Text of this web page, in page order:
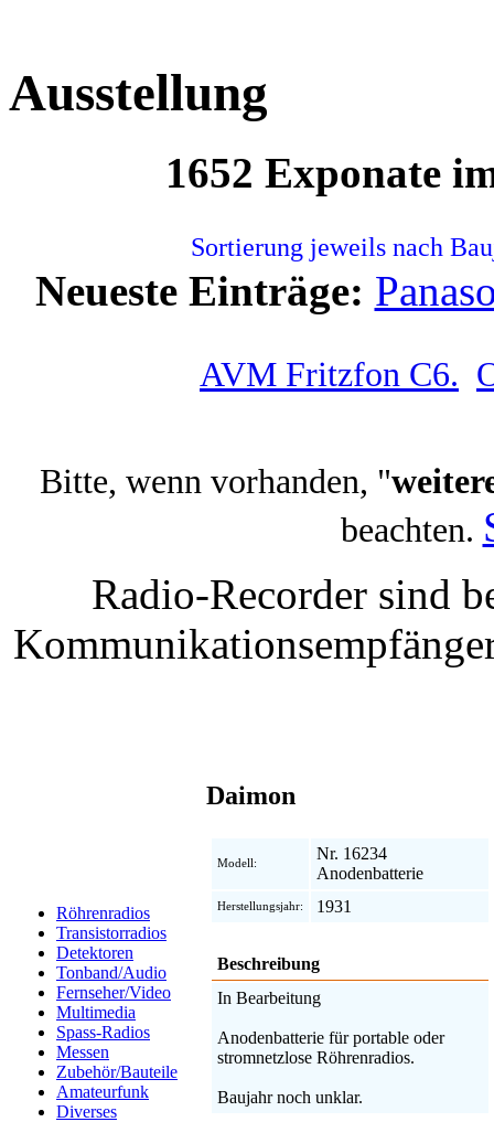
Ausstellung
1652 Exponate
Sortierung jeweils nach
Neueste Einträge:
AVM Fritzfon C6.
Bitte, wenn vorhanden, "
beachten.
Radio-Recorder sind
Röhrenradios
Transistorradios
Detektoren
Tonband/Audio
Fernseher/Video
Multimedia
Spass-Radios
Messen
Zubehör/Bauteile
Amateurfunk
Diverses
Daimon
Modell:
Nr. 16234
Anodenbatterie
Herstellungsjahr: 1931
Beschreibung
In Bearbeitung
Anodenbatterie für portable oder
stromnetzlose Röhrenradios.
Baujahr noch unklar.